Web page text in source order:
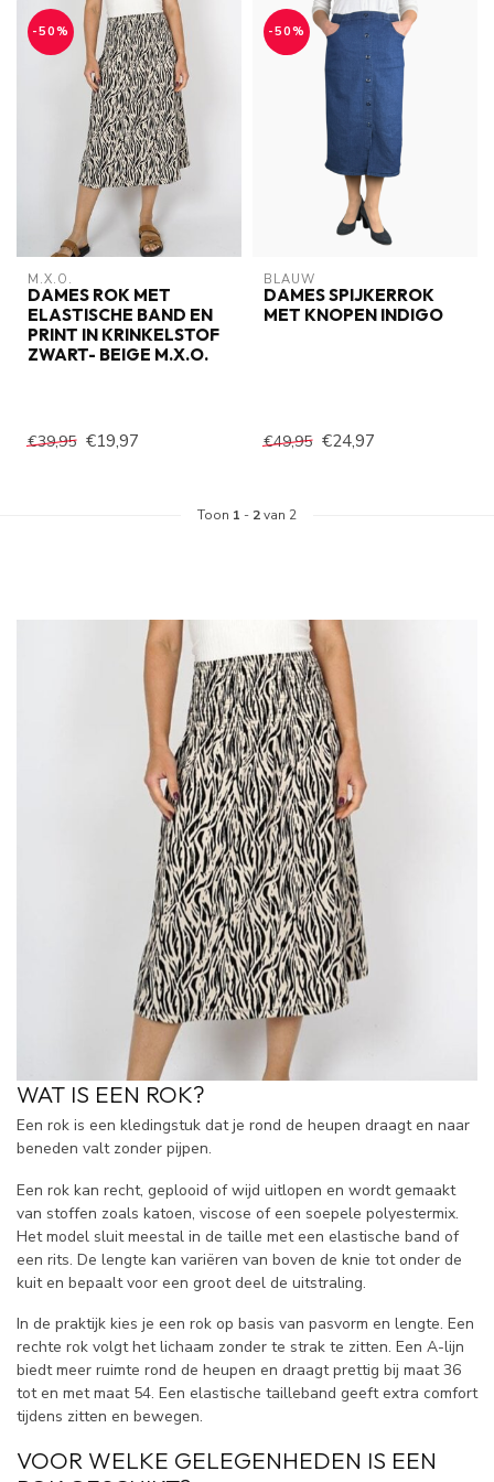
-50%
M.X.O.
DAMES ROK MET
ELASTISCHE BAND EN
PRINT IN KRINKELSTOF
ZWART- BEIGE M.X.O.
€39,95 €19,97
-50%
BLAUW
DAMES SPIJKERROK
MET KNOPEN INDIGO
€49,95 €24,97
Toon 1 - 2van 2
WAT IS EEN ROK?
Een rok is een kledingstuk dat je rond de heupen draagt en naar
beneden valt zonder pijpen.
Een rok kan recht, geplooid of wijd uitlopen en wordt gemaakt
van stoffen zoals katoen, viscose of een soepele polyestermix.
Het model sluit meestal in de taille met een elastische band of
een rits. De lengte kan variëren van boven de knie tot onder de
kuit en bepaalt voor een groot deel de uitstraling.
In de praktijk kies je een rok op basis van pasvorm en lengte. Een
rechte rok volgt het lichaam zonder te strak te zitten. Een A-lijn
biedt meer ruimte rond de heupen en draagt prettig bij maat 36
tot en met maat 54. Een elastische tailleband geeft extra comfort
tijdens zitten en bewegen.
VOOR WELKE GELEGENHEDEN IS EEN